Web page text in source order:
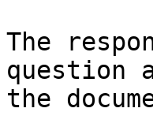
The
question
the